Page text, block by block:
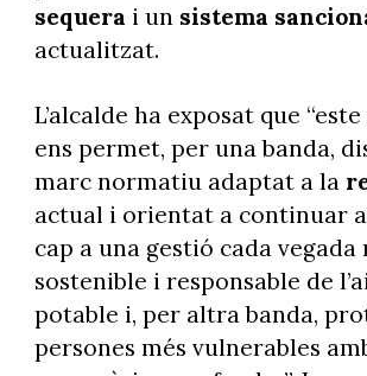
sequera i un sistema
actualitzat.
L’alcalde ha exposat que
ens permet, per una banda,
marc normatiu adaptat a la
actual i orientat a continuar
cap a una gestió cada vegada
sostenible i responsable de
potable i, per altra banda,
persones més vulnerables